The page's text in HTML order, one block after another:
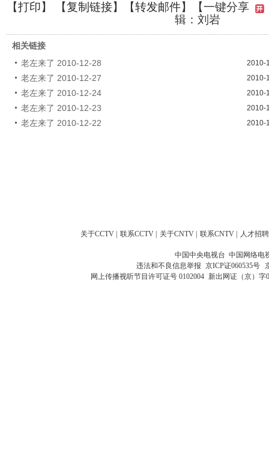
【打印】 【复制链接】【转发邮件】
【一键分享
辑：刘岩
相关链接
老左来了 2010-12-28
2010-
老左来了 2010-12-27 2010-
老左来了 2010-12-24 2010-
老左来了 2010-12-23 2010-
老左来了 2010-12-22 2010-
关于CCTV | 联系CCTV | 关于CNTV | 联系CNTV | 人才招聘
中国中央电视台 中国网络电
违法和不良信息举报 京ICP证060535号
网上传播视听节目许可证号 0102004 新出网证（京）